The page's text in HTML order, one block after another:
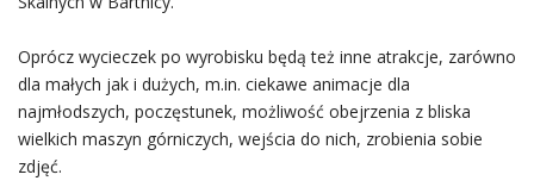
Oprócz wycieczek po wyrobisku będą też inne atrakcje, zarówno
dla małych jak i dużych, m.in. ciekawe animacje dla
najmłodszych, poczęstunek, możliwość obejrzenia z bliska
wielkich maszyn górniczych, wejścia do nich, zrobienia sobie
zdjęć.